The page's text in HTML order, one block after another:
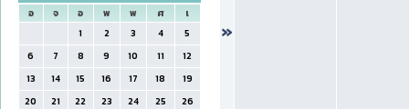
อ
จ อ พ พ ศ
เ
1
2 3 4
5
6
7 8 9 10 11
12
13
14 15 16 17 18
19
20
21 22 23 24 25
26
»